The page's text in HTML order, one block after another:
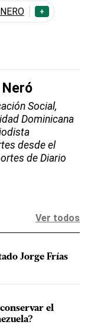
+
Social,
Dominicana
desde el
de Diario
Ver todos
Jorge Frías
el